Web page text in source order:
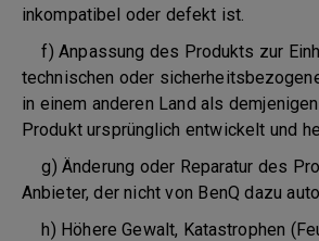
inkompatibel oder defekt ist.
f) Anpassung des Produkts zur
technischen oder
in einem anderen Land als
Produkt ursprünglich entwickelt und
g) Änderung oder Reparatur des
Anbieter, der nicht von BenQ dazu
h) Höhere Gewalt, Katastrophen